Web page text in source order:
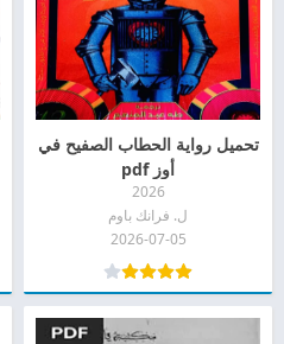
تحميل رواية الحطاب الصفيح في
أوز pdf
2026
ل. فرانك باوم
2026-07-05